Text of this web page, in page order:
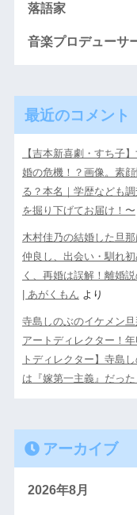
落語家
音楽プロデューサ
最近のコメント
【吉本新喜劇・すち子
婚の危機！？画像。素顔
る？本名｜学歴なども
を掘り下げてお届け！〜
木村佳乃の結婚した旦
仲良し、出会い・馴れ初
く、再婚は誤解！離婚
| あがくもん より
寺島しのぶのイケメン
アートディレクター！
トディレクター】寺島
は『嫁第一主義』だっ
アーカイブ
2026年8月